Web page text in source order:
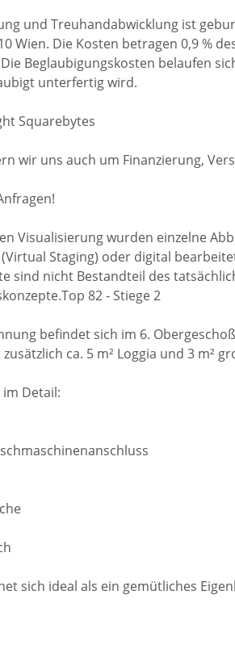
und Treuhandabwicklung ist
Wien. Die Kosten betragen 0,9 %
Beglaubigungskosten belaufen
unterfertig wird.
Squarebytes
wir uns auch um Finanzierung,
Visualisierung wurden einzelne
Staging) oder digital
sind nicht Bestandteil des
82 - Stiege 2
befindet sich im 6.
ca. 5 m² Loggia und 3 m²
Detail:
sich ideal als ein gemütliches